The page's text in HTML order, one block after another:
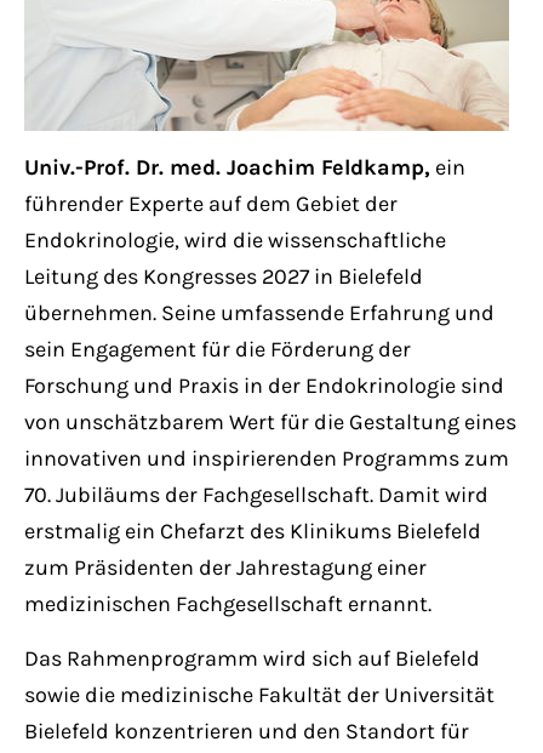
+44 1234 567 890
Drop us a line
info@yourdomain.com
About us
Lorem ipsum dolor sit amet, consectetuer
adipiscing elit.
Aenean commodo ligula eget dolor. Aenean
massa. Cum sociis natoque penatibus et
magnis dis parturient montes, nascetur
ridiculus mus. Donec quam felis, ultricies
nec.
Univ.-Prof. Dr. med. Joachim Feldkamp, ein
führender Experte auf dem Gebiet der
Endokrinologie, wird die wissenschaftliche
Leitung des Kongresses 2027 in Bielefeld
übernehmen. Seine umfassende Erfahrung und
sein Engagement für die Förderung der
Forschung und Praxis in der Endokrinologie sind
von unschätzbarem Wert für die Gestaltung eines
innovativen und inspirierenden Programms zum
70. Jubiläums der Fachgesellschaft. Damit wird
erstmalig ein Chefarzt des Klinikums Bielefeld
zum Präsidenten der Jahrestagung einer
medizinischen Fachgesellschaft ernannt.
Das Rahmenprogramm wird sich auf Bielefeld
sowie die medizinische Fakultät der Universität
Bielefeld konzentrieren und den Standort für